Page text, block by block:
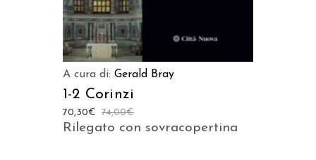
A cura di: Gerald Bray
1-2 Corinzi
74,00€
70,30€
Rilegato con sovracopertina